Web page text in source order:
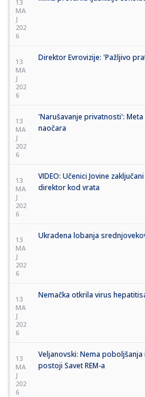
13
MA
J
202
6
13
MA
J
202
6
Direktor Evrovizije: 'Pažljivo
13
MA
J
202
6
'Narušavanje privatnosti':
naočara
13
MA
J
202
6
VIDEO: Učenici Jovine
direktor kod vrata
13
MA
J
202
6
Ukradena lobanja
13
MA
J
202
6
Nemačka otkrila virus
13
MA
J
202
6
Veljanovski: Nema
postoji Savet REM-a